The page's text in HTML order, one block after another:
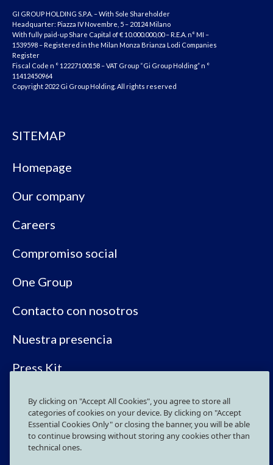
GI GROUP HOLDING S.P.A. – With Sole Shareholder
Headquarter: Piazza IV Novembre, 5 – 20124 Milano
With fully paid-up Share Capital of € 10.000.000,00 – R.E.A. n° MI –
1539598 – Registered in the Milan Monza Brianza Lodi Companies
Register
Fiscal Code n ° 12227100158 – VAT Group “Gi Group Holding” n °
11412450964
Copyright 2022 Gi Group Holding. All rights reserved
SITEMAP
Homepage
Our company
Careers
Compromiso social
One Group
Contacto con nosotros
Nuestra presencia
Press Kit
SÍGUENOS EN LAS REDES SOCIALES
By clicking on "Accept All Cookies", you agree to store all
categories of cookies on your device. By clicking on "Accept
Essential Cookies Only" or closing the banner, you will be able
to continue browsing without storing any cookies other than
technical ones.